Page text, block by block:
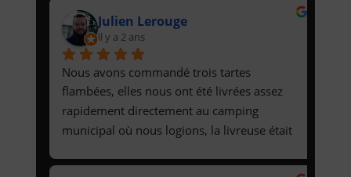
Julien Lerouge
il y a 2 ans
Nous avons commandé trois tartes
flambées, elles nous ont été livrées assez
rapidement directement au camping
municipal où nous logions, la livreuse était
étaient très bonnes !Le site est très bien fait